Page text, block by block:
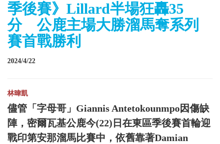
季後賽》Lillard半場狂轟35
分 公鹿主場大勝溜馬奪系列
賽首戰勝利
2024/4/22
林暐凱
儘管「字母哥」Giannis Antetokounmpo因傷缺
陣，密爾瓦基公鹿今(22)日在東區季後賽首輪迎
戰印第安那溜馬比賽中，依舊靠著Damian